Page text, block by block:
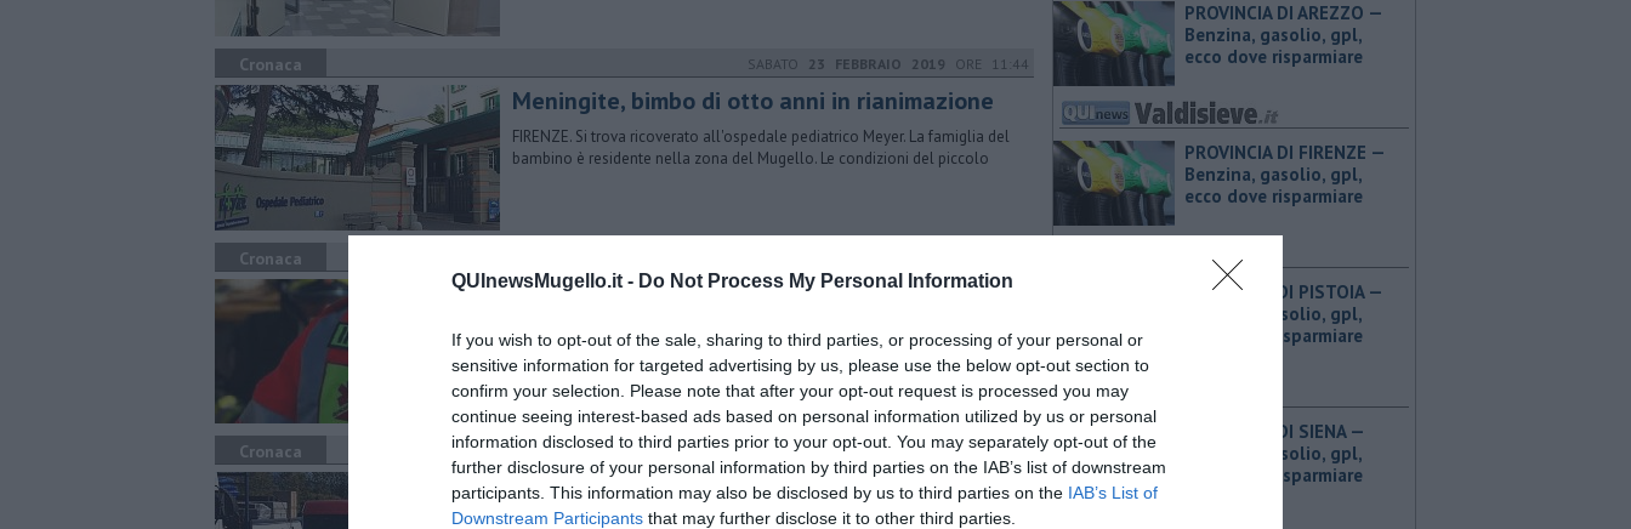
QUInewsMugello.it - Do Not Process My Personal Information
If you wish to opt-out of the sale, sharing to third parties, or processing of your personal or
sensitive information for targeted advertising by us, please use the below opt-out section to
confirm your selection. Please note that after your opt-out request is processed you may
continue seeing interest-based ads based on personal information utilized by us or personal
information disclosed to third parties prior to your opt-out. You may separately opt-out of the
further disclosure of your personal information by third parties on the IAB’s list of downstream
participants. This information may also be disclosed by us to third parties on the IAB’s List of
Downstream Participants that may further disclose it to other third parties.
Cronaca SABATO 23 FEBBRAIO 2019 ORE 11:44
Meningite, bimbo di otto anni in rianimazione
FIRENZE. Si trova ricoverato all'ospedale pediatrico Meyer. La famiglia del
bambino è residente nella zona del Mugello. Le condizioni del piccolo
Cronaca
Auto si ribalta, ferita una ragazza
BORGO SAN LORENZO. Una ragazza è rimasta ferita in maniera non grave
dopo un incidente che ha visto la sua auto cappottarsi tra Sagginale e
Ponte a Vicchio
Cronaca GIOVEDÌ21 FEBBRAIO 2019ORE 18:00
Incidente sulla A1, disagi e code chilometriche
FIRENZE. Incidente sull'autostrada A1 tra Barberino di Mugello e
PROVINCIA DI AREZZO — ​
Benzina, gasolio, gpl,
ecco dove risparmiare
PROVINCIA DI FIRENZE — ​
Benzina, gasolio, gpl,
ecco dove risparmiare
PROVINCIA DI PISTOIA — ​
Benzina, gasolio, gpl,
ecco dove risparmiare
PROVINCIA DI SIENA — ​
Benzina, gasolio, gpl,
ecco dove risparmiare